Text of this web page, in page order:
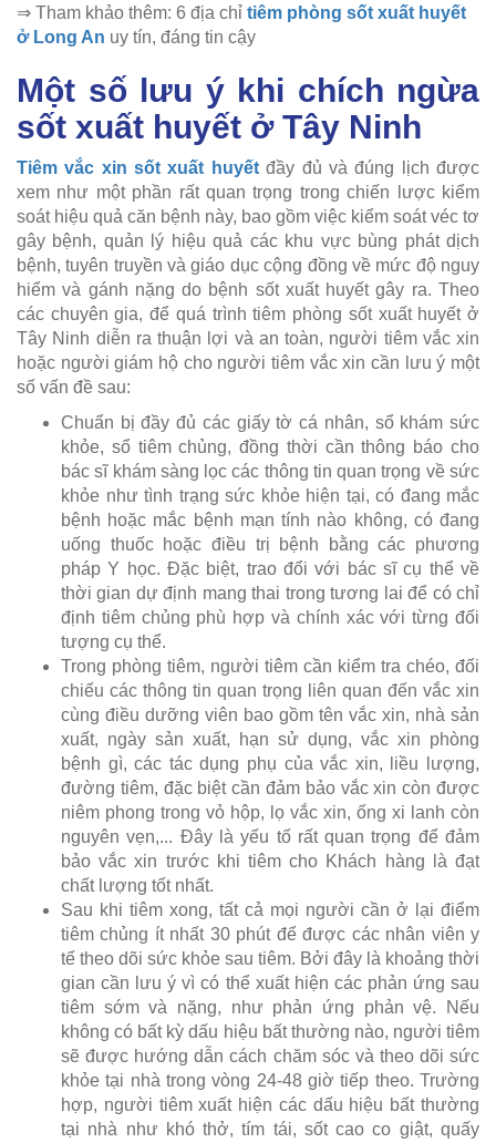
⇒ Tham khảo thêm: 6 địa chỉ tiêm phòng sốt xuất huyết
ở Long An uy tín, đáng tin cậy
Một số lưu ý khi chích ngừa
sốt xuất huyết ở Tây Ninh
Tiêm vắc xin sốt xuất huyếtđầy đủ và đúng lịch được
xem như một phần rất quan trọng trong chiến lược kiểm
soát hiệu quả căn bệnh này, bao gồm việc kiểm soát véc tơ
gây bệnh, quản lý hiệu quả các khu vực bùng phát dịch
bệnh, tuyên truyền và giáo dục cộng đồng về mức độ nguy
hiểm và gánh nặng do bệnh sốt xuất huyết gây ra. Theo
các chuyên gia, để quá trình tiêm phòng sốt xuất huyết ở
Tây Ninh diễn ra thuận lợi và an toàn, người tiêm vắc xin
hoặc người giám hộ cho người tiêm vắc xin cần lưu ý một
số vấn đề sau:
Chuẩn bị đầy đủ các giấy tờ cá nhân, sổ khám sức
khỏe, sổ tiêm chủng, đồng thời cần thông báo cho
bác sĩ khám sàng lọc các thông tin quan trọng về sức
khỏe như tình trạng sức khỏe hiện tại, có đang mắc
bệnh hoặc mắc bệnh mạn tính nào không, có đang
uống thuốc hoặc điều trị bệnh bằng các phương
pháp Y học. Đặc biệt, trao đổi với bác sĩ cụ thể về
thời gian dự định mang thai trong tương lai để có chỉ
định tiêm chủng phù hợp và chính xác với từng đối
tượng cụ thể.
Trong phòng tiêm, người tiêm cần kiểm tra chéo, đối
chiếu các thông tin quan trọng liên quan đến vắc xin
cùng điều dưỡng viên bao gồm tên vắc xin, nhà sản
xuất, ngày sản xuất, hạn sử dụng, vắc xin phòng
bệnh gì, các tác dụng phụ của vắc xin, liều lượng,
đường tiêm, đặc biệt cần đảm bảo vắc xin còn được
niêm phong trong vỏ hộp, lọ vắc xin, ống xi lanh còn
nguyên vẹn,... Đây là yếu tố rất quan trọng để đảm
bảo vắc xin trước khi tiêm cho Khách hàng là đạt
chất lượng tốt nhất.
Sau khi tiêm xong, tất cả mọi người cần ở lại điểm
tiêm chủng ít nhất 30 phút để được các nhân viên y
tế theo dõi sức khỏe sau tiêm. Bởi đây là khoảng thời
gian cần lưu ý vì có thể xuất hiện các phản ứng sau
tiêm sớm và nặng, như phản ứng phản vệ. Nếu
không có bất kỳ dấu hiệu bất thường nào, người tiêm
sẽ được hướng dẫn cách chăm sóc và theo dõi sức
khỏe tại nhà trong vòng 24-48 giờ tiếp theo. Trường
hợp, người tiêm xuất hiện các dấu hiệu bất thường
tại nhà như khó thở, tím tái, sốt cao co giật, quấy